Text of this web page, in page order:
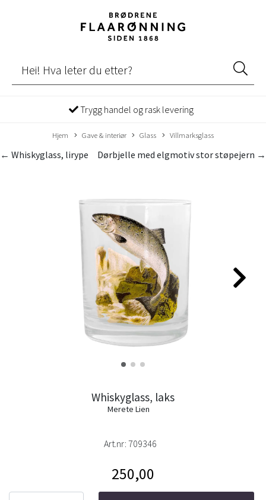
Trygg handel og rask levering
Hjem Gave & interiør Glass Villmarksglass
Dørbjelle med elgmotiv stor støpejern →
← Whiskyglass, lirype
Whiskyglass, laks
Merete Lien
Art.nr: 709346
250,00